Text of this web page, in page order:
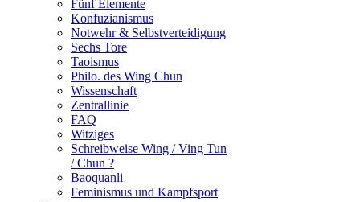
Fünf Elemente
Konfuzianismus
Notwehr & Selbstverteidigung
Sechs Tore
Taoismus
Philo. des Wing Chun
Wissenschaft
Zentrallinie
FAQ
Witziges
Schreibweise Wing / Ving Tun
/ Chun ?
Baoquanli
Feminismus und Kampfsport